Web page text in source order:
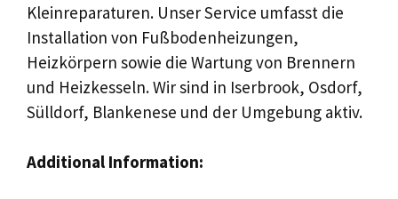
Kleinreparaturen. Unser Service umfasst die
Installation von Fußbodenheizungen,
Heizkörpern sowie die Wartung von Brennern
und Heizkesseln. Wir sind in Iserbrook, Osdorf,
Sülldorf, Blankenese und der Umgebung aktiv.
Additional Information: